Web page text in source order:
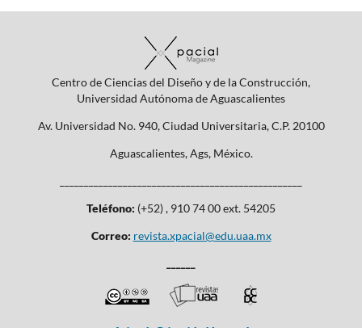
Centro de Ciencias del Diseño y de la Construcción,
Universidad Autónoma de Aguascalientes
Av. Universidad No. 940, Ciudad Universitaria, C.P. 20100
Aguascalientes, Ags, México.
Teléfono: (+52) , 910 74 00 ext. 54205
Correo: revista.xpacial@edu.uaa.mx